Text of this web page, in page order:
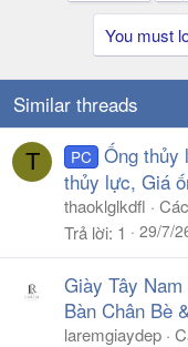
You must
Similar threads
T PC Ống thủy
thủy lực, Giá
thaoklglkdfl
Trả lời 1 29/7/
Giày Tây
Bàn Chân Bè
laremgiaydep